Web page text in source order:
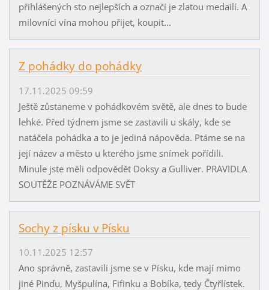
přihlášených sto nejlepších a označí je zlatou medailí. A
milovníci vína mohou přijet, koupit...
Z pohádky do pohádky
17.11.2025 09:59
Ještě zůstaneme v pohádkovém světě, ale dnes to bude
lehké. Před týdnem jsme se zastavili u skály, kde se
natáčela pohádka a to je jediná nápověda. Ptáme se na
její název a město u kterého jsme snímek pořídili.
Minule jste měli odpovědět Doksy a Gulliver. PRAVIDLA
SOUTĚŽE POZNÁVÁME SVĚT
Sochy z písku v Písku
10.11.2025 12:57
Ano správně, zastavili jsme se v Písku, kde mají mimo
jiné Pinďu, Myšpulína, Fifinku a Bobíka, tedy Čtyřlístek.